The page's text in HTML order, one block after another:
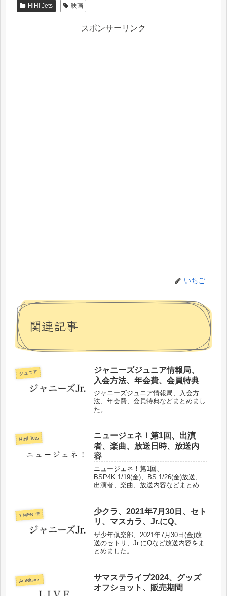
HiHi Jets 映画
スポンサーリンク
いちご
関連記事
ジュニア
ジャニーズジュニア情報局、
入会方法、年会費、会員特典
ジャニーズジュニア情報局、入会方
法、年会費、会員特典などまとめまし
た。
HiHi Jets
ニュージェネ！第1回、出演
者、楽曲、放送日時、放送内
容
ニュージェネ！第1回、
BSP4K:1/19(金)、BS:1/26(金)放送、
出演者、楽曲、放送内容などまとめま
7 MEN 侍
少クラ、2021年7月30日、セト
リ、マスカラ、Jr.にQ、
ザ少年倶楽部、2021年7月30日(金)放
送のセトリ、Jr.にQなど放送内容をま
とめました。
AmBitious
サマステライブ2024、グッズ
オフショット、販売期間